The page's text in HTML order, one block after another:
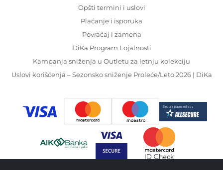
Opšti termini i uslovi
Plaćanje i isporuka
Povraćaj i zamena
DiKa Program Lojalnosti
Kampanja sniženja u Outletu za letnju kolekciju
Uslovi korišćenja – Sezonsko sniženje Proleće/Leto 2026 | DiKa